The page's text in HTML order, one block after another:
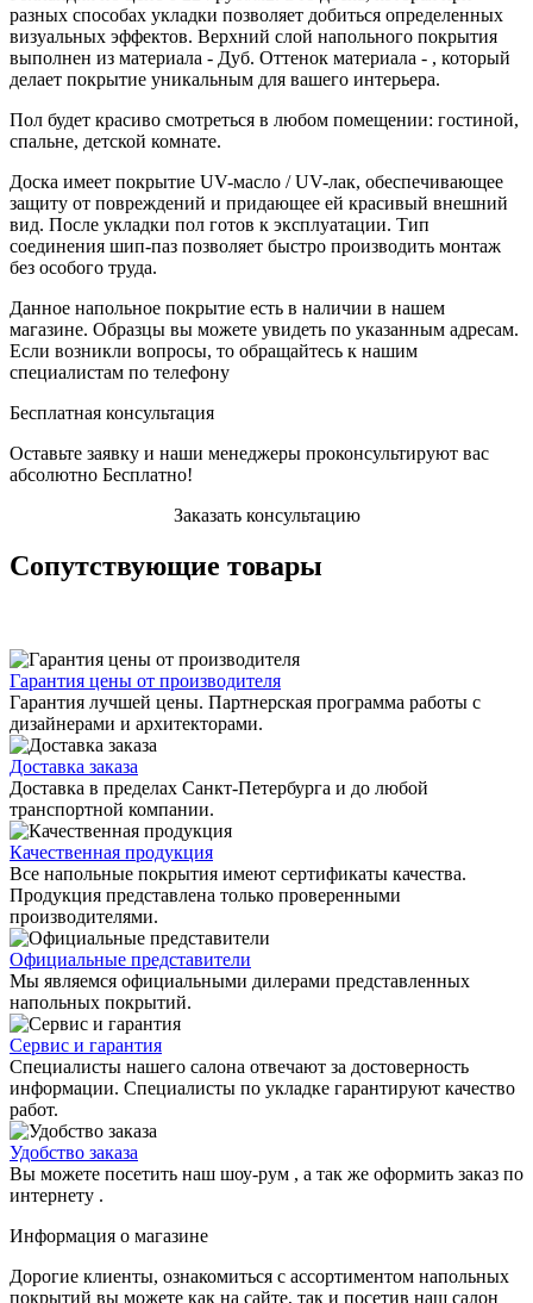
разных способах укладки позволяет добиться определенных
визуальных эффектов. Верхний слой напольного покрытия
выполнен из материала - Дуб. Оттенок материала - , который
делает покрытие уникальным для вашего интерьера.
Пол будет красиво смотреться в любом помещении: гостиной,
спальне, детской комнате.
Доска имеет покрытие UV-масло / UV-лак, обеспечивающее
защиту от повреждений и придающее ей красивый внешний
вид. После укладки пол готов к эксплуатации. Тип
соединения шип-паз позволяет быстро производить монтаж
без особого труда.
Данное напольное покрытие есть в наличии в нашем
магазине. Образцы вы можете увидеть по указанным адресам.
Если возникли вопросы, то обращайтесь к нашим
специалистам по телефону
Бесплатная консультация
Оставьте заявку и наши менеджеры проконсультируют вас
абсолютно Бесплатно!
Заказать консультацию
Сопутствующие товары
Гарантия цены от производителя
Гарантия лучшей цены. Партнерская программа работы с
дизайнерами и архитекторами.
Доставка заказа
Доставка в пределах Санкт-Петербурга и до любой
транспортной компании.
Качественная продукция
Все напольные покрытия имеют сертификаты качества.
Продукция представлена только проверенными
производителями.
Официальные представители
Мы являемся официальными дилерами представленных
напольных покрытий.
Сервис и гарантия
Специалисты нашего салона отвечают за достоверность
информации. Специалисты по укладке гарантируют качество
работ.
Удобство заказа
Вы можете посетить наш шоу-рум , а так же оформить заказ по
интернету .
Информация о магазине
Дорогие клиенты, ознакомиться с ассортиментом напольных
покрытий вы можете как на сайте, так и посетив наш салон